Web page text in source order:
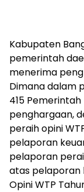
Kabupaten
pemerintah
menerima
Dimana dalam
415
penghargaan,
peraih opini
pelaporan
pelaporan
atas pelaporan
Opini WTP